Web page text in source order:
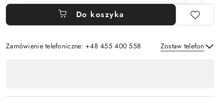
Do koszyka
Zamówienie telefoniczne: +48 455 400 558 Zostaw telefon
płatność